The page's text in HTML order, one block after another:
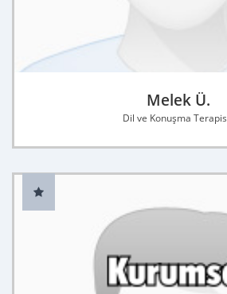
Melek Ü.
Dil ve Konuşma